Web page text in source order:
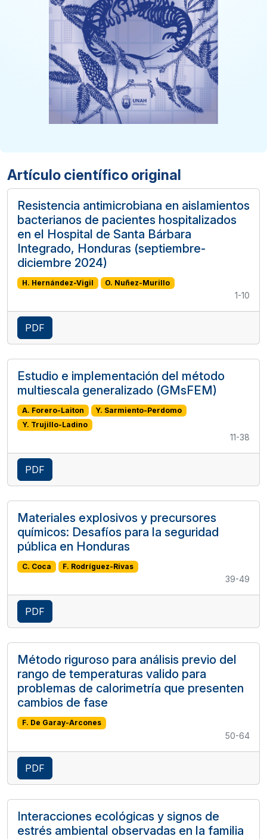
Artículo científico original
Resistencia antimicrobiana en aislamientos
bacterianos de pacientes hospitalizados
en el Hospital de Santa Bárbara
Integrado, Honduras (septiembre-
diciembre 2024)
H. Hernández-Vigil O. Nuñez-Murillo
1-10
PDF
Estudio e implementación del método
multiescala generalizado (GMsFEM)
A. Forero-Laiton
Y. Sarmiento-Perdomo
Y. Trujillo-Ladino
11-38
PDF
Materiales explosivos y precursores
químicos: Desafíos para la seguridad
pública en Honduras
C. Coca F. Rodríguez-Rivas
39-49
PDF
Método riguroso para análisis previo del
rango de temperaturas valido para
problemas de calorimetría que presenten
cambios de fase
F. De Garay-Arcones
50-64
PDF
Interacciones ecológicas y signos de
estrés ambiental observadas en la familia